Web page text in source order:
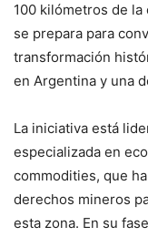
100 kilómetros de la
se prepara para
transformación
en Argentina y una
La iniciativa está
especializada en
commodities, que
derechos mineros
esta zona. En su